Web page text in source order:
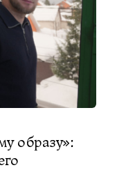
образу»: